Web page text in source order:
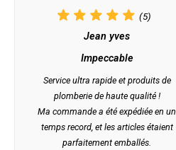
(5)
Jean yves
Impeccable
Service ultra rapide et produits de
plomberie de haute qualité !
Ma commande a été expédiée en un
temps record, et les articles étaient
parfaitement emballés.